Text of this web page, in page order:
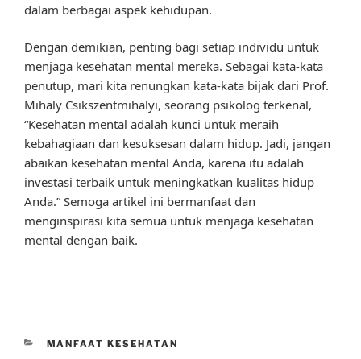
dalam berbagai aspek kehidupan.
Dengan demikian, penting bagi setiap individu untuk
menjaga kesehatan mental mereka. Sebagai kata-kata
penutup, mari kita renungkan kata-kata bijak dari Prof.
Mihaly Csikszentmihalyi, seorang psikolog terkenal,
“Kesehatan mental adalah kunci untuk meraih
kebahagiaan dan kesuksesan dalam hidup. Jadi, jangan
abaikan kesehatan mental Anda, karena itu adalah
investasi terbaik untuk meningkatkan kualitas hidup
Anda.” Semoga artikel ini bermanfaat dan
menginspirasi kita semua untuk menjaga kesehatan
mental dengan baik.
CATEGORIES
MANFAAT KESEHATAN